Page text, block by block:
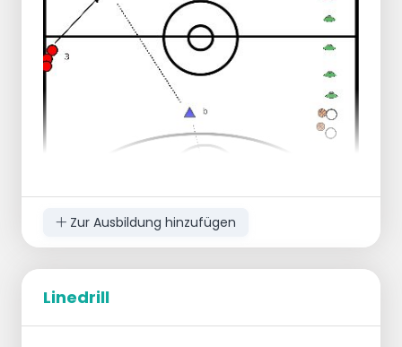
Spieler 1 mit Ball gibt den Ball an Spieler 2 ab
Zur Ausbildung hinzufügen
Linedrill